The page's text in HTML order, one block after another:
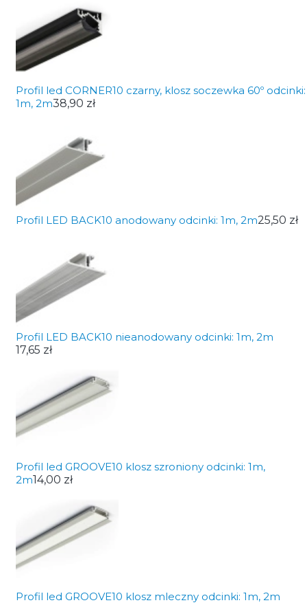
Profil led CORNER10 czarny, klosz soczewka 60º odcinki:
1m, 2m38,90 zł
Profil LED BACK10 anodowany odcinki: 1m, 2m25,50 zł
Profil LED BACK10 nieanodowany odcinki: 1m, 2m
17,65 zł
Profil led GROOVE10 klosz szroniony odcinki: 1m,
2m14,00 zł
Profil led GROOVE10 klosz mleczny odcinki: 1m, 2m